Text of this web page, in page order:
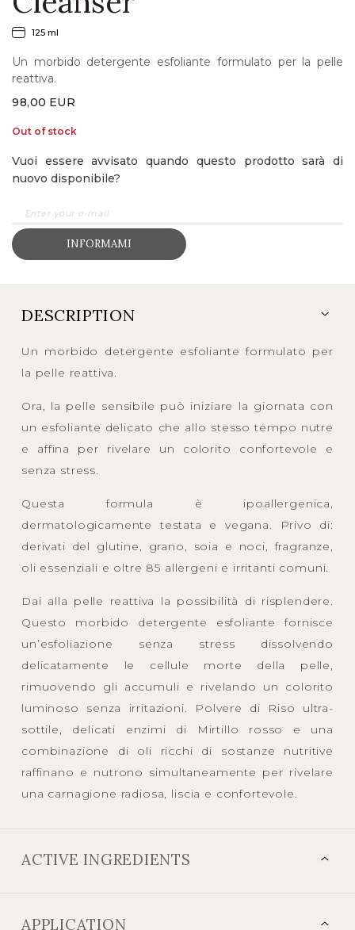
125 ml
Un morbido detergente esfoliante formulato per la pelle
reattiva.
98,00 EUR
Out of stock
Vuoi essere avvisato quando questo prodotto sarà di
nuovo disponibile?
INFORMAMI
DESCRIPTION
Un morbido detergente esfoliante formulato per
la pelle reattiva.
Ora, la pelle sensibile può iniziare la giornata con
un esfoliante delicato che allo stesso tempo nutre
e affina per rivelare un colorito confortevole e
senza stress.
Questa formula è ipoallergenica,
dermatologicamente testata e vegana. Privo di:
derivati del glutine, grano, soia e noci, fragranze,
oli essenziali e oltre 85 allergeni e irritanti comuni.
Dai alla pelle reattiva la possibilità di risplendere.
Questo morbido detergente esfoliante fornisce
un’esfoliazione senza stress dissolvendo
delicatamente le cellule morte della pelle,
rimuovendo gli accumuli e rivelando un colorito
luminoso senza irritazioni. Polvere di Riso ultra-
sottile, delicati enzimi di Mirtillo rosso e una
combinazione di oli ricchi di sostanze nutritive
raffinano e nutrono simultaneamente per rivelare
una carnagione radiosa, liscia e confortevole.
ACTIVE INGREDIENTS
APPLICATION